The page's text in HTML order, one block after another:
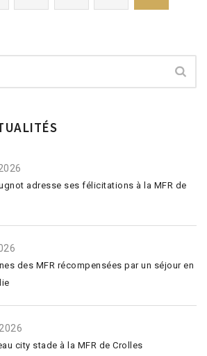
adresse ses félicitations à la MFR de
des MFR récompensées par un séjour en
city stade à la MFR de Crolles